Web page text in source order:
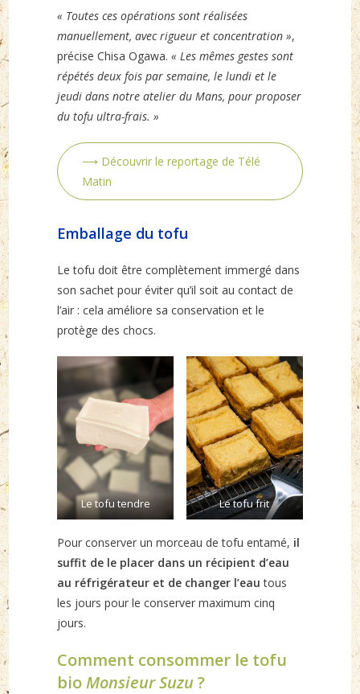
« Toutes ces opérations sont réalisées
manuellement, avec rigueur et concentration »,
précise Chisa Ogawa.« Les mêmes gestes sont
répétés deux fois par semaine, le lundi et le
jeudi dans notre atelier du Mans, pour proposer
du tofu ultra-frais. »
⟶ Découvrir le reportage de Télé
Matin
Emballage du tofu
Le tofu doit être complètement immergé dans
son sachet pour éviter qu’il soit au contact de
l’air : cela améliore sa conservation et le
protège des chocs.
Le tofu tendre Le tofu frit
Pour conserver un morceau de tofu entamé, il
suffit de le placer dans un récipient d’eau
au réfrigérateur et de changer l’eau tous
les jours pour le conserver maximum cinq
jours.
Comment consommer le tofu
bioMonsieur Suzu?